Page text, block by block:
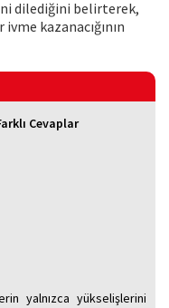
dilediğini belirterek,
kazanacığının
Cevaplar
yalnızca yükselişlerini